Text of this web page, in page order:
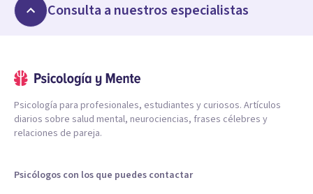
Consulta a nuestros especialistas
Psicología para profesionales, estudiantes y curiosos. Artículos
diarios sobre salud mental, neurociencias, frases célebres y
relaciones de pareja.
Psicólogos con los que puedes contactar